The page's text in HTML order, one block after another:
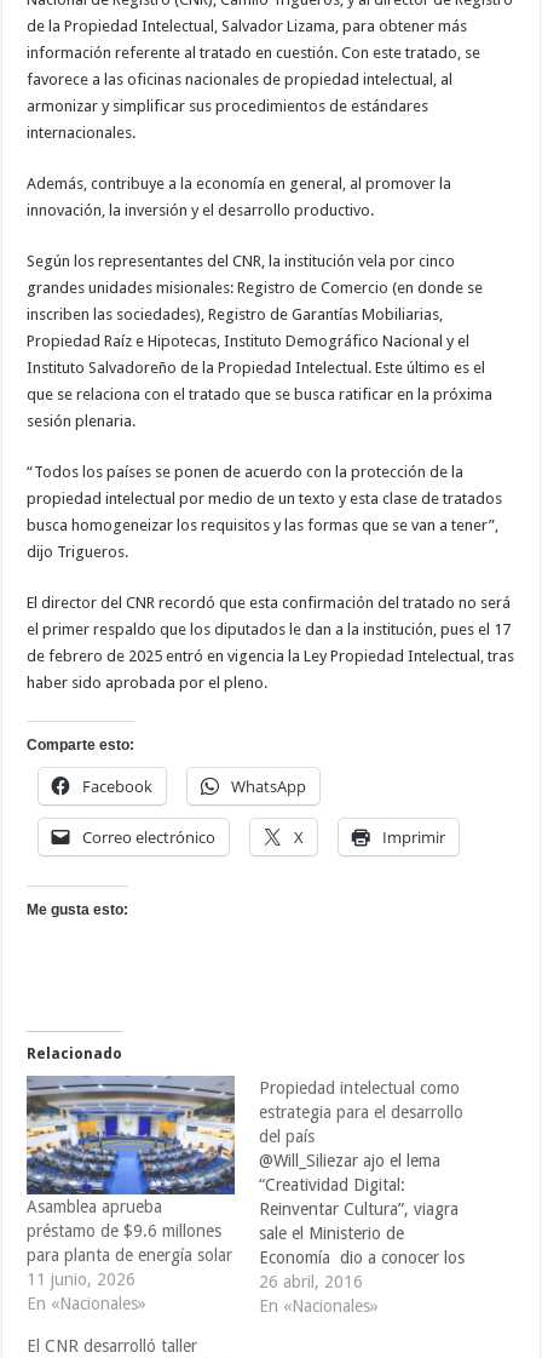
de la Propiedad Intelectual, Salvador Lizama, para obtener más
información referente al tratado en cuestión. Con este tratado, se
favorece a las oficinas nacionales de propiedad intelectual, al
armonizar y simplificar sus procedimientos de estándares
internacionales.
Además, contribuye a la economía en general, al promover la
innovación, la inversión y el desarrollo productivo.
Según los representantes del CNR, la institución vela por cinco
grandes unidades misionales: Registro de Comercio (en donde se
inscriben las sociedades), Registro de Garantías Mobiliarias,
Propiedad Raíz e Hipotecas, Instituto Demográfico Nacional y el
Instituto Salvadoreño de la Propiedad Intelectual. Este último es el
que se relaciona con el tratado que se busca ratificar en la próxima
sesión plenaria.
“Todos los países se ponen de acuerdo con la protección de la
propiedad intelectual por medio de un texto y esta clase de tratados
busca homogeneizar los requisitos y las formas que se van a tener”,
dijo Trigueros.
El director del CNR recordó que esta confirmación del tratado no será
el primer respaldo que los diputados le dan a la institución, pues el 17
de febrero de 2025 entró en vigencia la Ley Propiedad Intelectual, tras
haber sido aprobada por el pleno.
Comparte esto:
Facebook WhatsApp
Correo electrónico X Imprimir
Me gusta esto:
Relacionado
Asamblea aprueba
préstamo de $9.6 millones
para planta de energía solar
11 junio, 2026
En «Nacionales»
Propiedad intelectual como
estrategia para el desarrollo
del país
@Will_Siliezar ajo el lema
“Creatividad Digital:
Reinventar Cultura”, viagra
sale el Ministerio de
Economía dio a conocer los
avances de la Política
Nacional de Propiedad
26 abril, 2016
En «Nacionales»
El CNR desarrolló taller